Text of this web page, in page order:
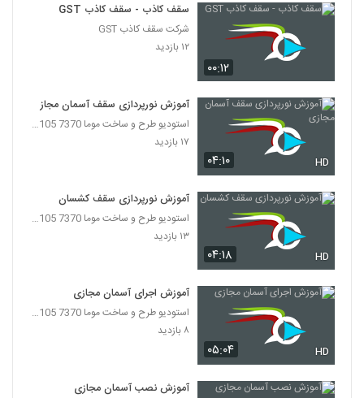
۰۰:۱۲
سقف کاذب - سقف کاذب GST
شرکت سقف کاذب GST
۱۲ بازدید
۰۴:۱۰ HD
آموزش نورپردازی سقف آسمان مجازی
استودیو طرح و ساخت موما 7370 7105-021
۱۷ بازدید
۰۴:۱۸ HD
آموزش نورپردازی سقف کشسان
استودیو طرح و ساخت موما 7370 7105-021
۱۳ بازدید
۰۵:۰۴ HD
آموزش اجرای آسمان مجازی
استودیو طرح و ساخت موما 7370 7105-021
۸ بازدید
آموزش نصب آسمان مجازی